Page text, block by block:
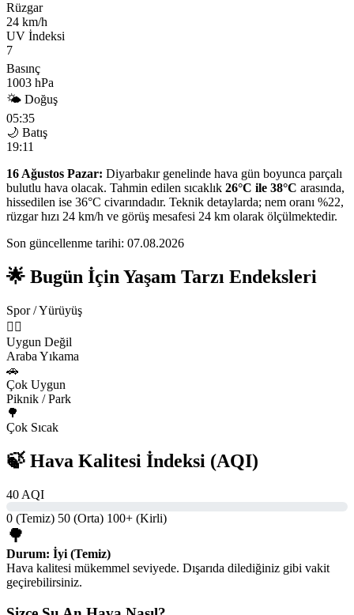
Rüzgar
24 km/h
UV İndeksi
7
Basınç
1003 hPa
🌤 Doğuş
05:35
🌙 Batış
19:11
16 Ağustos Pazar: Diyarbakır genelinde hava gün boyunca parçalı
bulutlu hava olacak. Tahmin edilen sıcaklık 26°C ile 38°C arasında,
hissedilen ise 36°C civarındadır. Teknik detaylarda; nem oranı %22,
rüzgar hızı 24 km/h ve görüş mesafesi 24 km olarak ölçülmektedir.
Son güncellenme tarihi: 07.08.2026
🌟 Bugün İçin Yaşam Tarzı Endeksleri
Spor / Yürüyüş
🏃‍♂️
Uygun Değil
Araba Yıkama
🚗
Çok Uygun
Piknik / Park
🌳
Çok Sıcak
🍃 Hava Kalitesi İndeksi (AQI)
40 AQI
0 (Temiz) 50 (Orta) 100+ (Kirli)
🌳
Durum: İyi (Temiz)
Hava kalitesi mükemmel seviyede. Dışarıda dilediğiniz gibi vakit
geçirebilirsiniz.